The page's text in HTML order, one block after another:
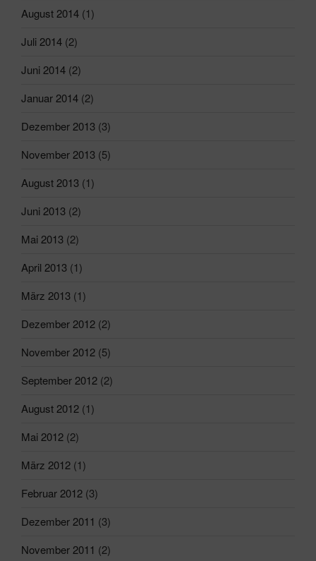
August 2014 (1)
Juli 2014 (2)
Juni 2014 (2)
Januar 2014 (2)
Dezember 2013 (3)
November 2013 (5)
August 2013 (1)
Juni 2013 (2)
Mai 2013 (2)
April 2013 (1)
März 2013 (1)
Dezember 2012 (2)
November 2012 (5)
September 2012 (2)
August 2012 (1)
Mai 2012 (2)
März 2012 (1)
Februar 2012 (3)
Dezember 2011 (3)
November 2011 (2)